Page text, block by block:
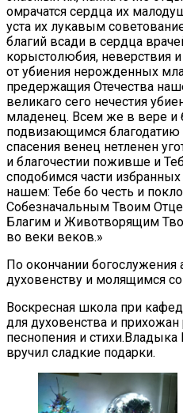
омрачатся сердца их
уста их лукавым
благий всади в сердца
корыстолюбия, неверствия
от убиения нерожденных
предержащия Отечества
великаго сего нечестия
младенец. Всем же в вере и
подвизающимся
спасения венец нетленен
и благочестии поживше и
сподобимся части
нашем: Тебе бо честь и
Собезначальным Твоим
Благим и Животворящим
во веки веков.»
По окончании богослужения
духовенству и молящимся
Воскресная школа при
для духовенства и
песнопения и
вручил сладкие подарки.